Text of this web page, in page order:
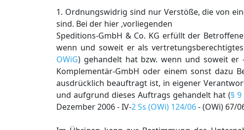
1. Ordnungswidrig sind nur Verstöße, die von
sind. Bei der hier ,vorliegenden
Speditions-GmbH & Co. KG erfüllt der
wenn und soweit er als
OWiG) gehandelt hat bzw. wenn und soweit
Komplementär-GmbH oder einem sonst dazu
ausdrücklich beauftragt ist, in eigener
und aufgrund dieses Auftrags gehandelt hat (§
Dezember 2006 - IV-2 Ss (OWi) 124/06- (OWi) 67/